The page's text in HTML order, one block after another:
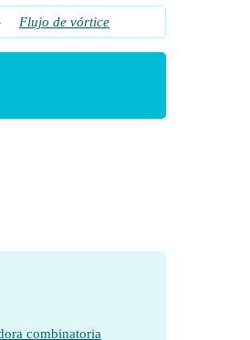
Flujo de vórtice
combinatoria